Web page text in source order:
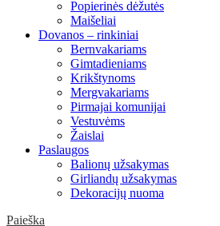
Popierinės dėžutės
Maišeliai
Dovanos – rinkiniai
Bernvakariams
Gimtadieniams
Krikštynoms
Mergvakariams
Pirmajai komunijai
Vestuvėms
Žaislai
Paslaugos
Balionų užsakymas
Girliandų užsakymas
Dekoracijų nuoma
Paieška